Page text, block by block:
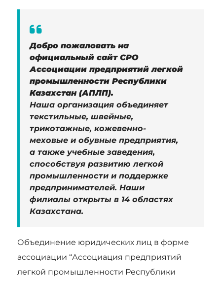
Добро пожаловать на
официальный сайт СРО
Ассоциации предприятий легкой
промышленности Республики
Казахстан (АПЛП).
Наша организация объединяет
текстильные, швейные,
трикотажные, кожевенно-
меховые и обувные предприятия,
а также учебные заведения,
способствуя развитию легкой
промышленности и поддержке
предпринимателей. Наши
филиалы открыты в 14 областях
Казахстана.
Объединение юридических лиц в форме
ассоциации “Ассоциация предприятий
легкой промышленности Республики